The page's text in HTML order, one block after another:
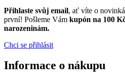
Přihlaste svůj email, ať víte o
první! Pošleme Vám kupón na 100
narozeninám.
Chci se přihlásit
Informace o nákupu